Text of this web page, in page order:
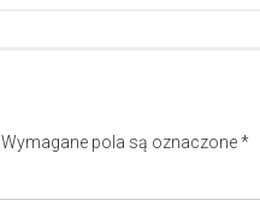
Wymagane pola są oznaczone*